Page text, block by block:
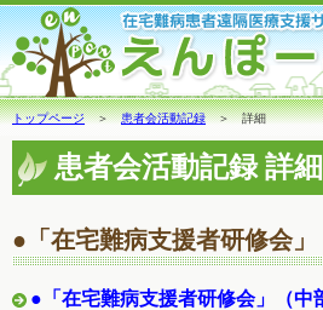
トップページ＞患者会活動記録＞ 詳細
患者会活動記録 詳
●「在宅難病支援者研修会」
●「在宅難病支援者研修会」（中